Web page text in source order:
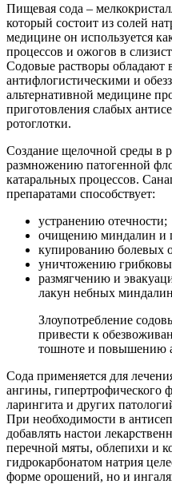
Пищевая сода –
который состоит из солей
медицине он используется
процессов и ожогов в
Содовые растворы
антифлогистическими и
альтернативной медицине
приготовления слабых
ротоглотки.
Создание щелочной среды в
размножению патогенной
катаральных процессов.
препаратами способствует:
устранению отечности;
очищению миндалин и
купированию болевых
уничтожению
размягчению и
лакун небных
Злоупотребление
привести к
тошноте и повышению
Сода применяется для
ангины, гипертрофического
ларингита и других
При необходимости в
добавлять настои
перечной мяты, облепихи и
гидрокарбонатом натрия
форме орошений, но и